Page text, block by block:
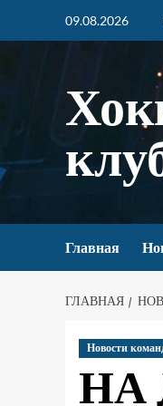
09.08.2026
Главная
ГЛАВНАЯ
Новости
НА